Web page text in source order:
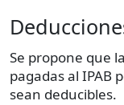
Se propone que
pagadas al IPAB
sean deducibles.